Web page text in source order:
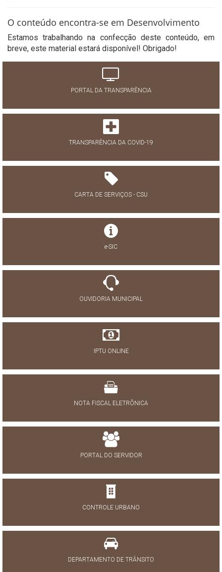
O conteúdo encontra-se em Desenvolvimento
Estamos trabalhando na confecção deste conteúdo, em
breve, este material estará disponível! Obrigado!
PORTAL DA TRANSPARÊNCIA
TRANSPARÊNCIA DA COVID-19
CARTA DE SERVIÇOS - CSU
e-SIC
OUVIDORIA MUNICIPAL
IPTU ONLINE
NOTA FISCAL ELETRÔNICA
PORTAL DO SERVIDOR
CONTROLE URBANO
DEPARTAMENTO DE TRÂNSITO